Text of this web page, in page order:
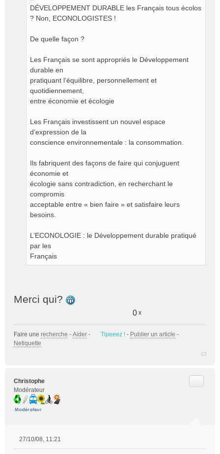
DÉVELOPPEMENT DURABLE les Français tous écolos
? Non, ECONOLOGISTES !
De quelle façon ?
Les Français se sont appropriés le Développement
durable en
pratiquant l’équilibre, personnellement et
quotidiennement,
entre économie et écologie
Les Français investissent un nouvel espace
d’expression de la
conscience environnementale : la consommation.
Ils fabriquent des façons de faire qui conjuguent
économie et
écologie sans contradiction, en recherchant le
compromis
acceptable entre « bien faire » et satisfaire leurs
besoins.
L’ECONOLOGIE : le Développement durable pratiqué
par les
Français
Merci qui?
0 x
Faire une recherche - Aider - Tipeeez ! - Publier un article -
Netiquette
Christophe
Modérateur
27/10/08, 11:21